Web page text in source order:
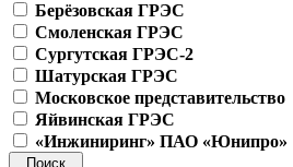
Берёзовская ГРЭС
Смоленская ГРЭС
Сургутская ГРЭС-2
Шатурская ГРЭС
Московское представительство
Яйвинская ГРЭС
«Инжиниринг» ПАО «Юнипро»